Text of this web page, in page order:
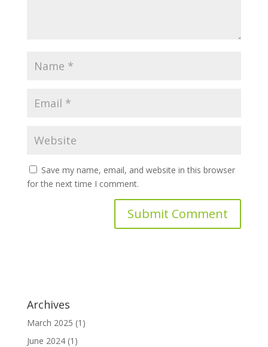
Save my name, email, and website in this browser
for the next time I comment.
Archives
March 2025 (1)
June 2024(1)